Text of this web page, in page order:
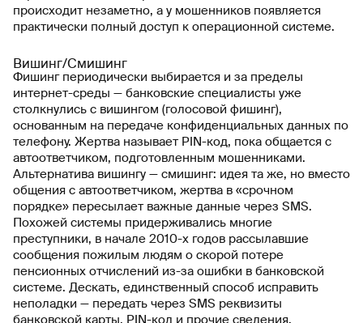
происходит незаметно, а у мошенников появляется
практически полный доступ к операционной системе.
Вишинг/Смишинг
Фишинг периодически выбирается и за пределы
интернет-среды — банковские специалисты уже
столкнулись с вишингом (голосовой фишинг),
основанным на передаче конфиденциальных данных по
телефону. Жертва называет PIN-код, пока общается с
автоответчиком, подготовленным мошенниками.
Альтернатива вишингу — смишинг: идея та же, но вместо
общения с автоответчиком, жертва в «срочном
порядке» пересылает важные данные через SMS.
Похожей системы придерживались многие
преступники, в начале 2010-х годов рассылавшие
сообщения пожилым людям о скорой потере
пенсионных отчислений из-за ошибки в банковской
системе. Дескать, единственный способ исправить
неполадки — передать через SMS реквизиты